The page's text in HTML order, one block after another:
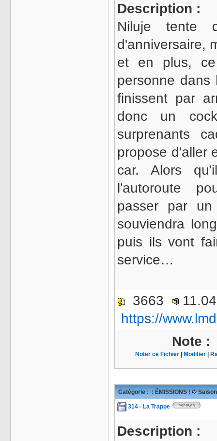
Description :
Niluje tente
d'anniversaire,
et en plus, ce
personne
finissent par
donc un
surprenants
propose d'aller
car. Alors
l'autoroute
passer par
souviendra
puis ils vont
service…
3663
https://
Note :
Noter ce Fichier Modifier
Catégorie : : ÉMISSIONS !
314 - La Trappe
Description :